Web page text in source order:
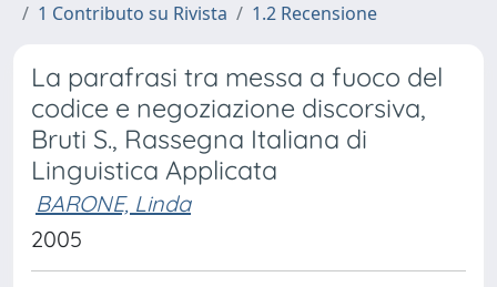
1 Contributo su Rivista
1.2 Recensione
La parafrasi tra messa a fuoco del
codice e negoziazione discorsiva,
Bruti S., Rassegna Italiana di
Linguistica Applicata
BARONE, Linda
2005